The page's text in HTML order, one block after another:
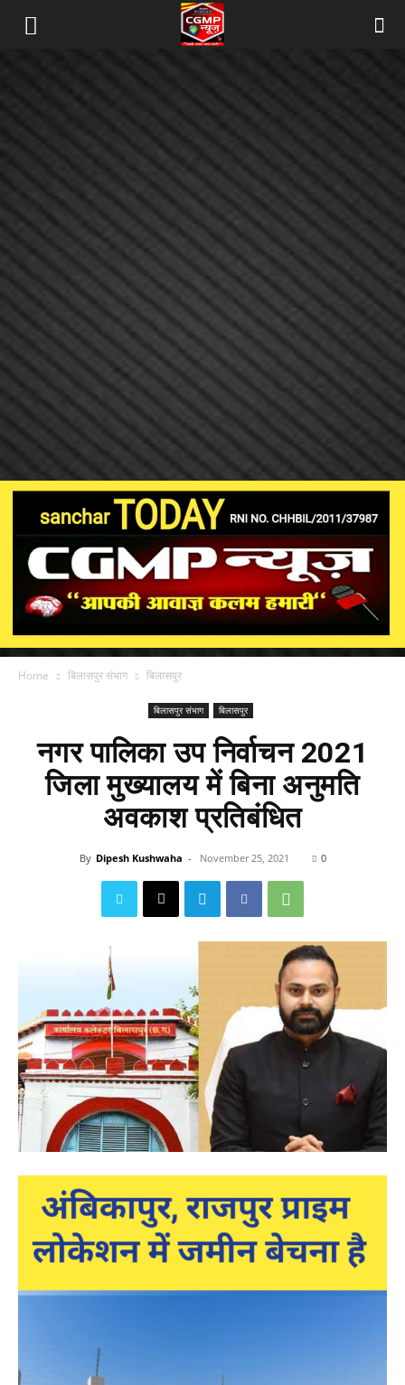
Home बिलासपुर संभाग बिलासपुर
बिलासपुर संभाग बिलासपुर
नगर पालिका उप निर्वाचन 2021
जिला मुख्यालय में बिना अनुमति
अवकाश प्रतिबंधित
By Dipesh Kushwaha - November 25, 2021 0